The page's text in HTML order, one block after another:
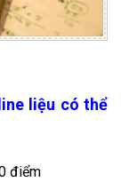
liệu có thể
điểm